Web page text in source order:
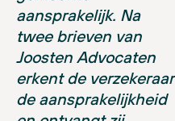
aansprakelijk. Na
twee brieven van
Joosten Advocaten
erkent de verzekeraar
de aansprakelijkheid